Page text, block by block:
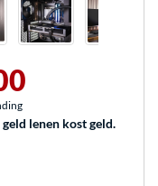
geld lenen kost geld.